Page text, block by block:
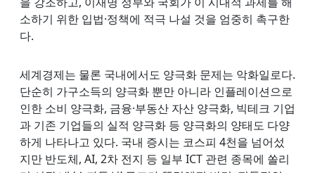
소하기 위한 입법·정책에 적극 나설 것을 엄중히 촉구한
다.
세계경제는 물론 국내에서도 양극화 문제는 악화일로다.
단순히 가구소득의 양극화 뿐만 아니라 인플레이션으로
인한 소비 양극화, 금융·부동산 자산 양극화, 빅테크 기업
과 기존 기업들의 실적 양극화 등 양극화의 양태도 다양
하게 나타나고 있다. 국내 증시는 코스피 4천을 넘어섰
지만 반도체, AI, 2차 전지 등 일부 ICT 관련 종목에 쏠리